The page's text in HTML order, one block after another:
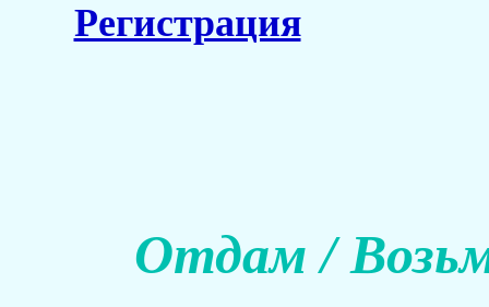
Регистрация
Отдам /